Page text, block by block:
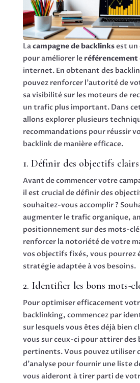
Lacampagne de backlinksest un
pour améliorer le référencement
internet. En obtenant des
pouvez renforcer l’autorité de
sa visibilité sur les moteurs de
un trafic plus important. Dans
allons explorer plusieurs
recommandations pour réussir
backlink de manière efficace.
1. Définir des objectifs clairs
Avant de commencer votre
il est crucial de définir des
souhaitez-vous accomplir ?
augmenter le trafic organique,
positionnement sur des mots-
renforcer la notoriété de votre
vos objectifs fixés, vous pourrez
stratégie adaptée à vos besoins.
2. Identifier les bons mots-
Pour optimiser efficacement
backlinking, commencez par
sur lesquels vous êtes déjà bien
vous sur ceux-ci pour attirer des
pertinents. Vous pouvez utiliser
d’analyse pour fournir une liste
vous aideront à tirer parti de